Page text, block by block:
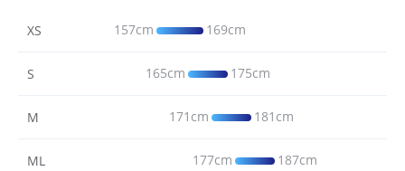
XS 157cm 169cm
S 165cm 175cm
M 171cm 181cm
ML 177cm 187cm